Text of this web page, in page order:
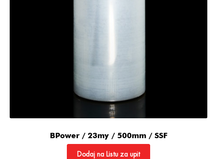
BPower / 23my / 500mm / SSF
Dodaj na Listu za upit